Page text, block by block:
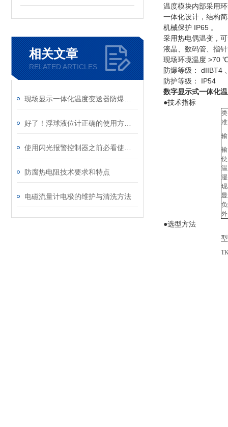
相关文章
RELATED ARTICLES
防腐热电阻技术要求和特点
电磁流量计电极的维护与清洗方法
温度模块内部采用
一体化设计，结构
机械保护 IP65 。
采用热电偶温变，
液晶、数码管、指
现场环境温度 >70
防爆等级： dIIBT4
防护等级： IP54
数字显示式一体化
●技术指标
类
●选型方法